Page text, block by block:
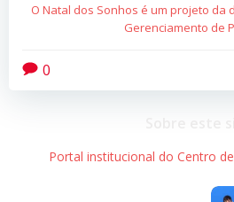
O Natal dos Sonhos é um projeto da
Gerenciamento de
0
Portal institucional do Centro